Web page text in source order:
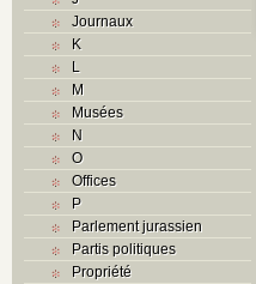
Journaux
K
L
M
Musées
N
O
Offices
P
Parlement jurassien
Partis politiques
Propriété